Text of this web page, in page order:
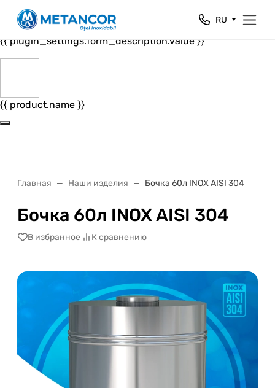
Close
{{ plugin_settings.form_header.value }}
{{ plugin_settings.form_description.value }}
{{ product.name }}
RU
Главная Наши изделия Бочка 60л INOX AISI 304
Бочка 60л INOX AISI 304
В избранное К сравнению